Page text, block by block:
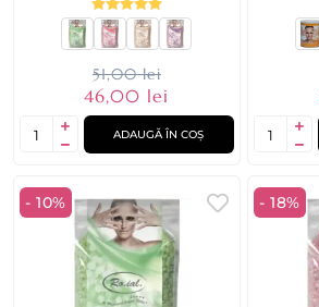
51,00 lei
46,00 lei
ADAUGĂ ÎN COȘ
- 10% - 18%